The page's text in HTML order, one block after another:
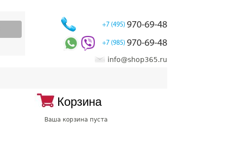
+7 (495) 970-69-48
+7 (985) 970-69-48
info@shop365.ru
Корзина
Ваша корзина пуста